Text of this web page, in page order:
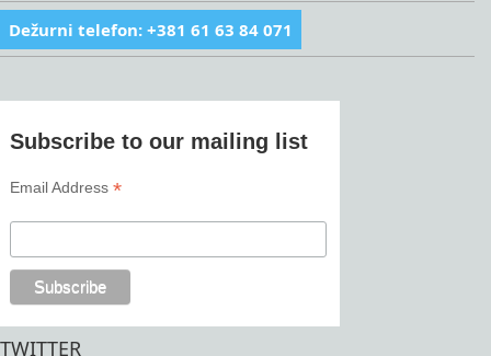
Dežurni telefon: +381 61 63 84 071
Subscribe to our mailing list
Email Address*
TWITTER